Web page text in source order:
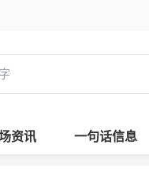
资讯 一句话信息